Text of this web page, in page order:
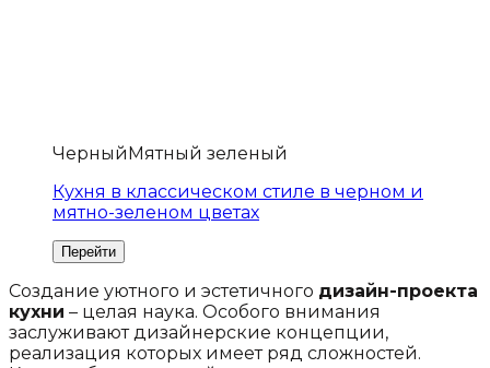
ЧерныйМятный зеленый
Кухня в классическом стиле в черном и
мятно-зеленом цветах
Создание уютного и эстетичного дизайн-проекта
кухни – целая наука. Особого внимания
заслуживают дизайнерские концепции,
реализация которых имеет ряд сложностей.